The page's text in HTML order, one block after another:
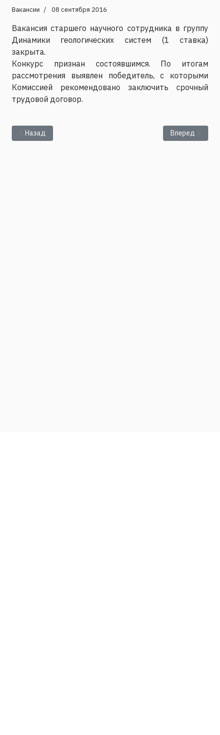
Вакансии 08 сентября 2016
Вакансия старшего научного сотрудника в группу
Динамики геологических систем (1 ставка)
закрыта.
Конкурс признан состоявшимся. По итогам
рассмотрения выявлен победитель, с которыми
Комиссией рекомендовано заключить срочный
трудовой договор.
Предыдущий: ИМСС УрО РАН объявляет конкурс на
Назад Следующий:
Вперед